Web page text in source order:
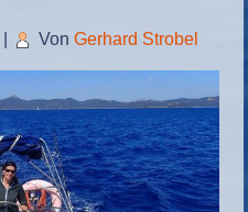
Von Gerhard Strobel